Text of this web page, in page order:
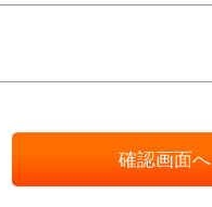
確認画面へ